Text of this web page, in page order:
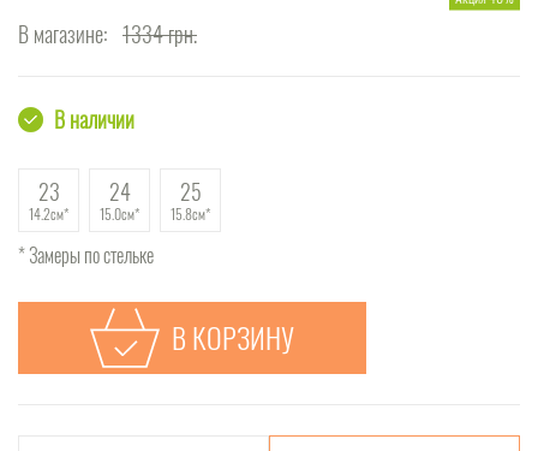
В магазине: 1334грн.
В наличии
23
14.2см
24
15.0см
25
15.8см
* Замеры по стельке
В КОРЗИНУ